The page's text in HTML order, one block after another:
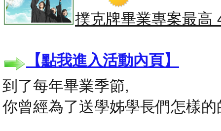
撲克牌畢業專案最高
【點我進入活動內頁】
到了每年畢業季節,
你曾經為了送學姊學長們怎樣